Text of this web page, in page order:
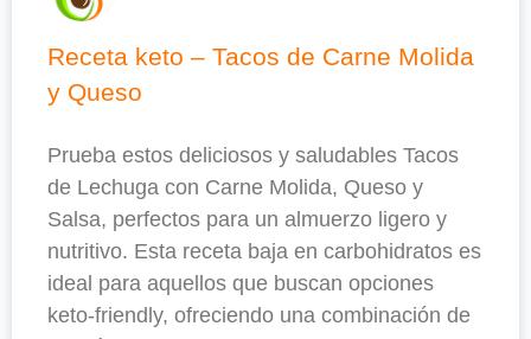
Receta keto – Tacos de Carne Molida
y Queso
Prueba estos deliciosos y saludables Tacos
de Lechuga con Carne Molida, Queso y
Salsa, perfectos para un almuerzo ligero y
nutritivo. Esta receta baja en carbohidratos es
ideal para aquellos que buscan opciones
keto-friendly, ofreciendo una combinación de